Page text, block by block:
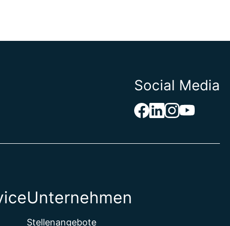
Social Media
Unternehmen
Stellenangebote